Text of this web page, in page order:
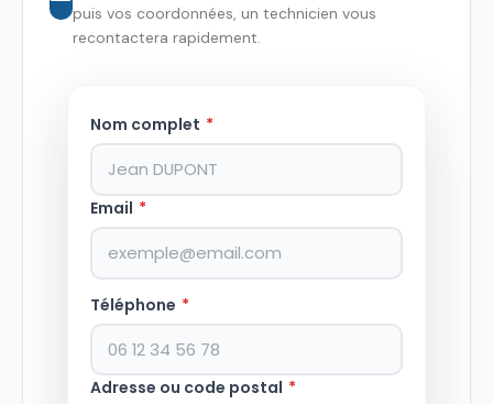
puis vos coordonnées, un technicien vous
recontactera rapidement.
Nom complet *
Email *
Téléphone *
Adresse ou code postal *